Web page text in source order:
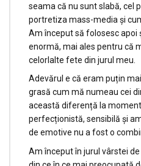
seama că nu sunt slabă, cel
portretiza mass-media și
Am început să folosesc apoi
enormă, mai ales pentru că
celorlalte fete din jurul meu.
Adevărul e că eram puțin
grasă cum mă numeau cei
această diferență la
perfecționistă, sensibilă și
de emotive nu a fost o
Am început în jurul vârstei